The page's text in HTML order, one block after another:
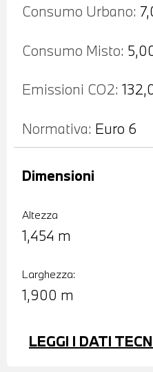
Consumo Urbano:
Consumo Misto:
Emissioni CO2:
Normativa: Euro 6
Altezza
1,454 m
Dimensioni
Larghezza:
1,900 m
LEGGI I DATI